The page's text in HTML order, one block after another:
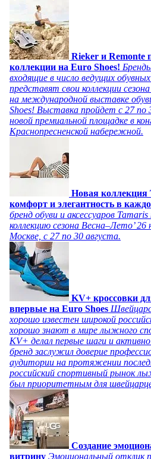
Rieker и Remonte
коллекции на Euro Shoes!
входящие в число ведущих
представят свои коллекции
на международной выставке
Shoes! Выставка пройдет c 27 по
новой премиальной площадке в
Краснопресненской набережной.
Новая коллекция
комфорт и элегантность в
бренд обуви и аксессуаров
коллекцию сезона Весна–Лето’
Москве, с 27 по 30 августа.
KV+ кроссовки
впервые на Euro Shoes
хорошо известен широкой
хорошо знают в мире лыжного
KV+ делал первые шаги и
бренд заслужил доверие
аудитории на протяжении
российский спортивный рынок
был приоритетным для
Создание
витрину Эмоциональный отклик